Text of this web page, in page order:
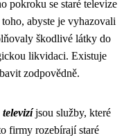
pokroku se staré televize
abyste je vyhazovali
škodlivé látky do
likvidaci. Existuje
zodpovědně.
jsou služby, které
firmy rozebírají staré